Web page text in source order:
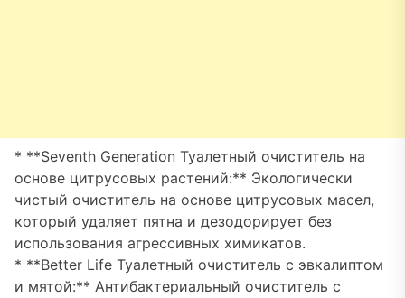
* **Seventh Generation Туалетный очиститель на
основе цитрусовых растений:** Экологически
чистый очиститель на основе цитрусовых масел,
который удаляет пятна и дезодорирует без
использования агрессивных химикатов.
* **Better Life Туалетный очиститель с эвкалиптом
и мятой:** Антибактериальный очиститель с